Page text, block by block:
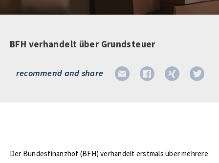
BFH verhandelt über Grundsteuer
recommend and share
Der Bundesfinanzhof (BFH) verhandelt erstmals über mehrere